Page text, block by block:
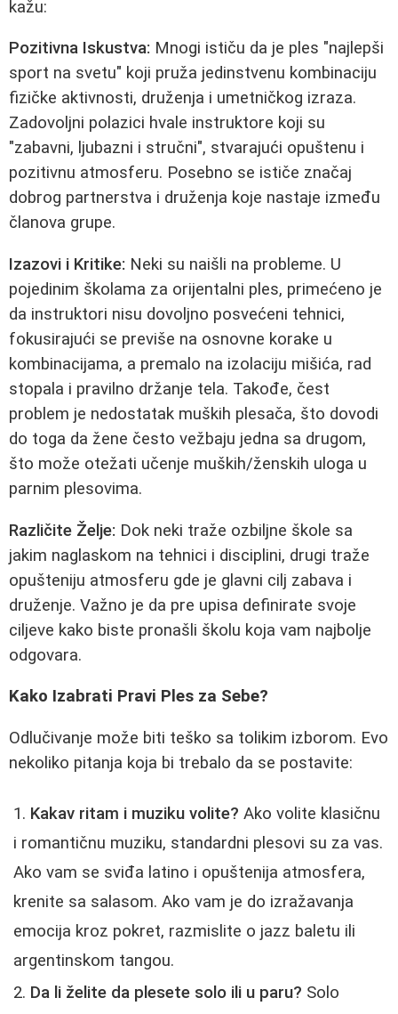
kažu:
Pozitivna Iskustva: Mnogi ističu da je ples "najlepši
sport na svetu" koji pruža jedinstvenu kombinaciju
fizičke aktivnosti, druženja i umetničkog izraza.
Zadovoljni polazici hvale instruktore koji su
"zabavni, ljubazni i stručni", stvarajući opuštenu i
pozitivnu atmosferu. Posebno se ističe značaj
dobrog partnerstva i druženja koje nastaje između
članova grupe.
Izazovi i Kritike: Neki su naišli na probleme. U
pojedinim školama za orijentalni ples, primećeno je
da instruktori nisu dovoljno posvećeni tehnici,
fokusirajući se previše na osnovne korake u
kombinacijama, a premalo na izolaciju mišića, rad
stopala i pravilno držanje tela. Takođe, čest
problem je nedostatak muških plesača, što dovodi
do toga da žene često vežbaju jedna sa drugom,
što može otežati učenje muških/ženskih uloga u
parnim plesovima.
Različite Želje: Dok neki traže ozbiljne škole sa
jakim naglaskom na tehnici i disciplini, drugi traže
opušteniju atmosferu gde je glavni cilj zabava i
druženje. Važno je da pre upisa definirate svoje
ciljeve kako biste pronašli školu koja vam najbolje
odgovara.
Kako Izabrati Pravi Ples za Sebe?
Odlučivanje može biti teško sa tolikim izborom. Evo
nekoliko pitanja koja bi trebalo da se postavite:
Kakav ritam i muziku volite? Ako volite klasičnu
i romantičnu muziku, standardni plesovi su za vas.
Ako vam se sviđa latino i opuštenija atmosfera,
krenite sa salasom. Ako vam je do izražavanja
emocija kroz pokret, razmislite o jazz baletu ili
argentinskom tangou.
Da li želite da plesete solo ili u paru? Solo